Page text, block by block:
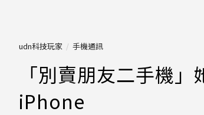
udn科技玩家 手機通訊
「別賣朋友二手機
iPhone